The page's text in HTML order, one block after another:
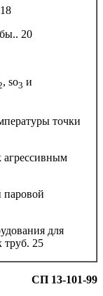
18
20
, so3 и
точки
для
труб. 25
СП 13-101-99